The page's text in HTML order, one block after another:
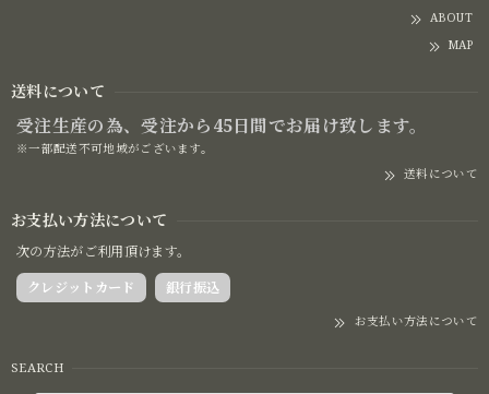
ABOUT
MAP
送料について
受注生産の為、受注から45日間でお届け致します。
※一部配送不可地域がございます。
送料について
お支払い方法について
次の方法がご利用頂けます。
クレジットカード
銀行振込
お支払い方法について
SEARCH